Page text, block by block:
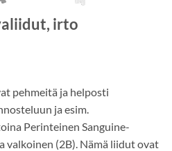
irto
pehmeitä ja helposti
ja esim.
Perinteinen Sanguine-
valkoinen (2B). Nämä liidut ovat